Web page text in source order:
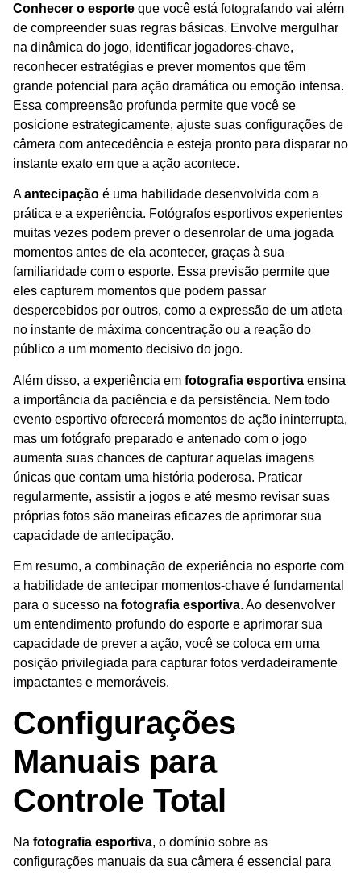
Conhecer o esporte que você está fotografando vai além
de compreender suas regras básicas. Envolve mergulhar
na dinâmica do jogo, identificar jogadores-chave,
reconhecer estratégias e prever momentos que têm
grande potencial para ação dramática ou emoção intensa.
Essa compreensão profunda permite que você se
posicione estrategicamente, ajuste suas configurações de
câmera com antecedência e esteja pronto para disparar no
instante exato em que a ação acontece.
Aantecipação é uma habilidade desenvolvida com a
prática e a experiência. Fotógrafos esportivos experientes
muitas vezes podem prever o desenrolar de uma jogada
momentos antes de ela acontecer, graças à sua
familiaridade com o esporte. Essa previsão permite que
eles capturem momentos que podem passar
despercebidos por outros, como a expressão de um atleta
no instante de máxima concentração ou a reação do
público a um momento decisivo do jogo.
Além disso, a experiência em fotografia esportiva ensina
a importância da paciência e da persistência. Nem todo
evento esportivo oferecerá momentos de ação ininterrupta,
mas um fotógrafo preparado e antenado com o jogo
aumenta suas chances de capturar aquelas imagens
únicas que contam uma história poderosa. Praticar
regularmente, assistir a jogos e até mesmo revisar suas
próprias fotos são maneiras eficazes de aprimorar sua
capacidade de antecipação.
Em resumo, a combinação de experiência no esporte com
a habilidade de antecipar momentos-chave é fundamental
para o sucesso na fotografia esportiva. Ao desenvolver
um entendimento profundo do esporte e aprimorar sua
capacidade de prever a ação, você se coloca em uma
posição privilegiada para capturar fotos verdadeiramente
impactantes e memoráveis.
Configurações
Manuais para
Controle Total
Na fotografia esportiva, o domínio sobre as
configurações manuais da sua câmera é essencial para